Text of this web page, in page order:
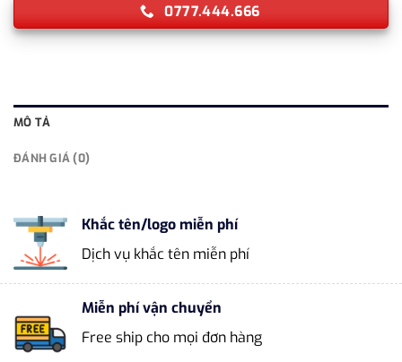
0777.444.666
MÔ TẢ
ĐÁNH GIÁ (0)
Khắc tên/logo miễn phí
Dịch vụ khắc tên miễn phí
Miễn phí vận chuyển
Free ship cho mọi đơn hàng